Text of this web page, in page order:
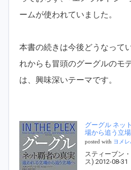
ームが使われていました。
本書の続きは今後どうなって
れからも冒頭のグーグルのモ
は、興味深いテーマです。
グーグル ネッ
場から追う立
posted with ヨメレ
スティーブン
ス) 2012-08-31